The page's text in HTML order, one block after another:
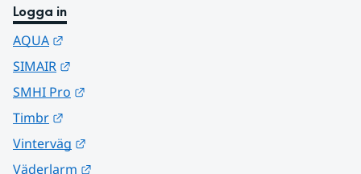
Logga in
AQUA
SIMAIR
SMHI Pro
Timbr
Vinterväg
Väderlarm